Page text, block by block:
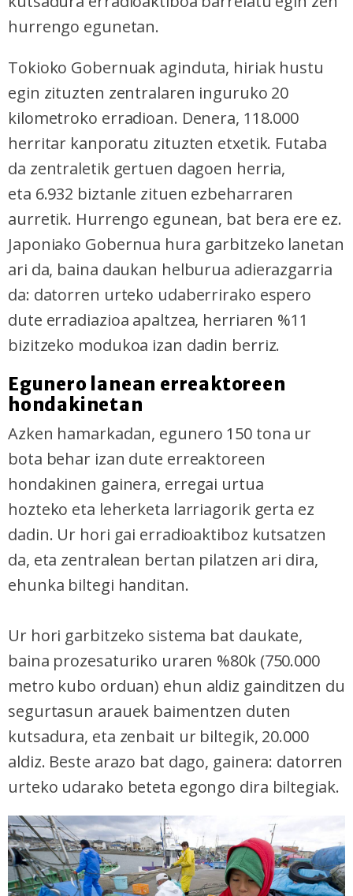
hurrengo egunetan.
Tokioko Gobernuak aginduta, hiriak hustu
egin zituzten zentralaren inguruko 20
kilometroko erradioan. Denera, 118.000
herritar kanporatu zituzten etxetik. Futaba
da zentraletik gertuen dagoen herria,
eta 6.932 biztanle zituen ezbeharraren
aurretik. Hurrengo egunean, bat bera ere ez.
Japoniako Gobernua hura garbitzeko lanetan
ari da, baina daukan helburua adierazgarria
da: datorren urteko udaberrirako espero
dute erradiazioa apaltzea, herriaren %11
bizitzeko modukoa izan dadin berriz.
Egunero lanean erreaktoreen
hondakinetan
Azken hamarkadan, egunero 150 tona ur
bota behar izan dute erreaktoreen
hondakinen gainera, erregai urtua
hozteko eta leherketa larriagorik gerta ez
dadin. Ur hori gai erradioaktiboz kutsatzen
da, eta zentralean bertan pilatzen ari dira,
ehunka biltegi handitan.
Ur hori garbitzeko sistema bat daukate,
baina prozesaturiko uraren %80k (750.000
metro kubo orduan) ehun aldiz gainditzen du
segurtasun arauek baimentzen duten
kutsadura, eta zenbait ur biltegik, 20.000
aldiz. Beste arazo bat dago, gainera: datorren
urteko udarako beteta egongo dira biltegiak.